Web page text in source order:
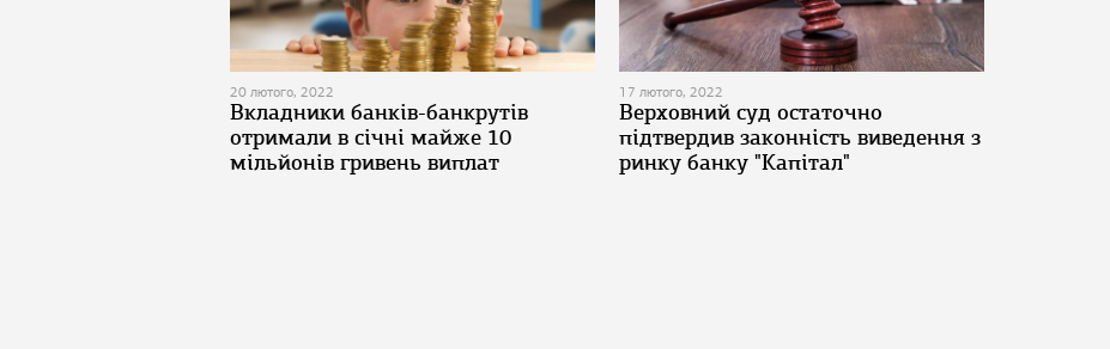
20 лютого, 2022
Вкладники банків-банкрутів
отримали в січні майже 10
мільйонів гривень виплат
17 лютого, 2022
Верховний суд остаточно
підтвердив законність виведення з
ринку банку "Капітал"